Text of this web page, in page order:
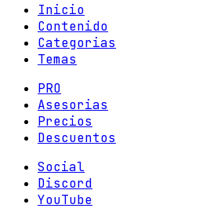
Inicio
Contenido
Categorias
Temas
PRO
Asesorias
Precios
Descuentos
Social
Discord
YouTube